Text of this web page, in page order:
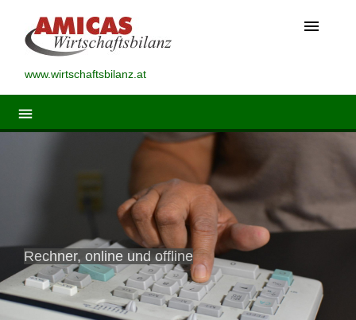
menu
www.wirtschaftsbilanz.at
menu
Rechner, online und offline